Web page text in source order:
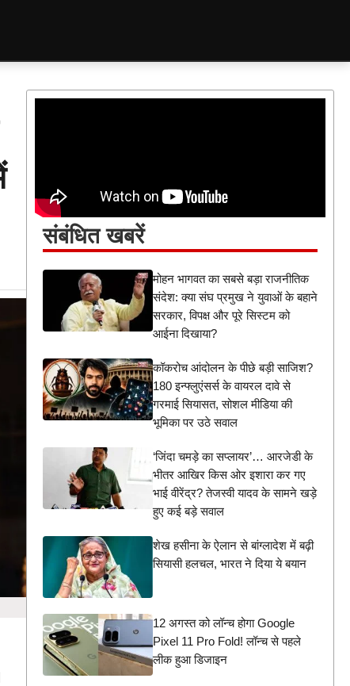
संबंधित खबरें
मोहन भागवत का सबसे बड़ा राजनीतिक
संदेश: क्या संघ प्रमुख ने युवाओं के बहाने
सरकार, विपक्ष और पूरे सिस्टम को
आईना दिखाया?
कॉकरोच आंदोलन के पीछे बड़ी साजिश?
180 इन्फ्लुएंसर्स के वायरल दावे से
गरमाई सियासत, सोशल मीडिया की
भूमिका पर उठे सवाल
‘जिंदा चमड़े का सप्लायर’… आरजेडी के
भीतर आखिर किस ओर इशारा कर गए
भाई वीरेंद्र? तेजस्वी यादव के सामने खड़े
हुए कई बड़े सवाल
शेख हसीना के ऐलान से बांग्लादेश में बढ़ी
सियासी हलचल, भारत ने दिया ये बयान
12 अगस्त को लॉन्च होगा Google
Pixel 11 Pro Fold! लॉन्च से पहले
लीक हुआ डिजाइन